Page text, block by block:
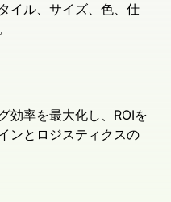
イル、サイズ、色、仕
効率を最大化し、ROIを
ンとロジスティクスの